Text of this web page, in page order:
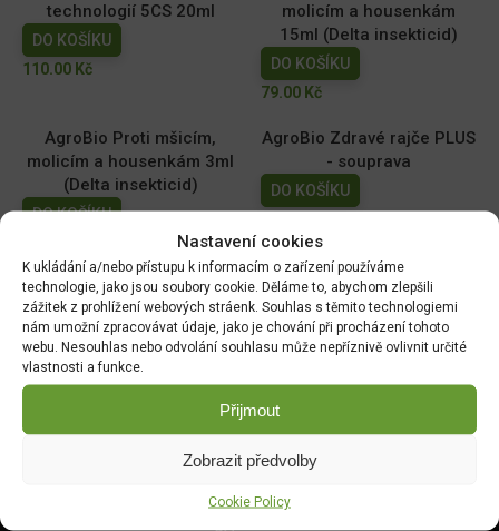
Nastavení cookies
K ukládání a/nebo přístupu k informacím o zařízení používáme
technologie, jako jsou soubory cookie. Děláme to, abychom zlepšili
zážitek z prohlížení webových stráenk. Souhlas s těmito technologiemi
nám umožní zpracovávat údaje, jako je chování při procházení tohoto
webu. Nesouhlas nebo odvolání souhlasu může nepříznivě ovlivnit určité
vlastnosti a funkce.
Přijmout
Zobrazit předvolby
Cookie Policy
technologií 5CS 20ml
DO KOŠÍKU
110.00 Kč
molicím a housenkám
15ml (Delta insekticid)
DO KOŠÍKU
79.00 Kč
AgroBio Proti mšicím,
molicím a housenkám 3ml
(Delta insekticid)
DO KOŠÍKU
AgroBio Zdravé rajče PLUS
- souprava
DO KOŠÍKU
Magnicur Finito 50ml
DO KOŠÍKU
169.00Kč
Ferramol Neudorff
(200g+100g navíc) 300g
DO KOŠÍKU
DOPRAVA ZDARMA OD 1500 KČ
Doprava objednávekod 1500 Kč,